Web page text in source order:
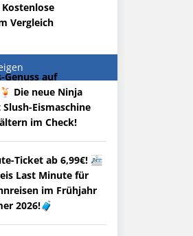
Vergleich
Genuss auf
Die neue Ninja
Slush-Eismaschine
im Check!
Ticket ab 6,99€! 🚈
Last Minute für
im Frühjahr
2026!🧳